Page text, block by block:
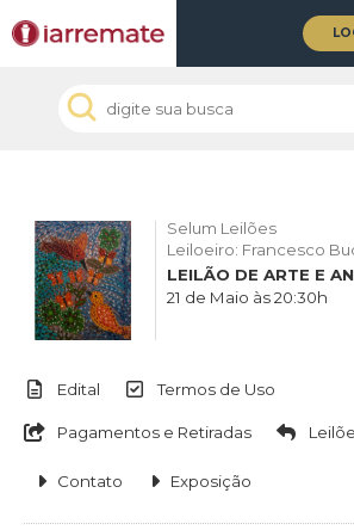
Selum Leilões
Leiloeiro: Francesco
LEILÃO DE ARTE E
21 de Maio às 20:30h
Edital Termos de Uso
Pagamentos e Retiradas
Contato Exposição